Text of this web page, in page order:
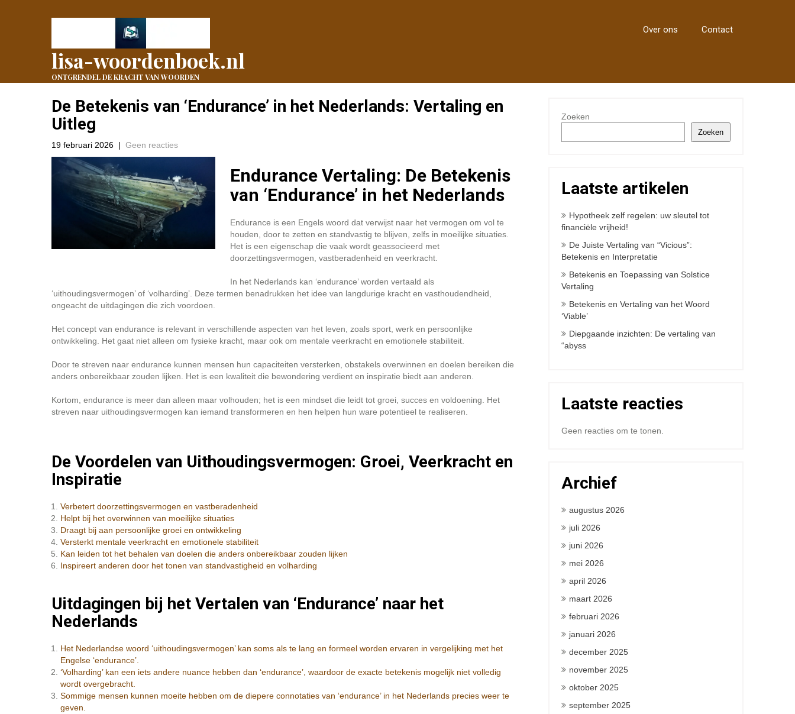
lisa-woordenboek.nl
ONTGRENDEL DE KRACHT VAN WOORDEN
Over ons Contact
De Betekenis van ‘Endurance’ in het Nederlands: Vertaling en
Uitleg
19 februari 2026 | Geen reacties
Endurance Vertaling: De Betekenis
van ‘Endurance’ in het Nederlands
Endurance is een Engels woord dat verwijst naar het vermogen om vol te
houden, door te zetten en standvastig te blijven, zelfs in moeilijke situaties.
Het is een eigenschap die vaak wordt geassocieerd met
doorzettingsvermogen, vastberadenheid en veerkracht.
In het Nederlands kan ‘endurance’ worden vertaald als
‘uithoudingsvermogen’ of ‘volharding’. Deze termen benadrukken het idee van langdurige kracht en vasthoudendheid,
ongeacht de uitdagingen die zich voordoen.
Het concept van endurance is relevant in verschillende aspecten van het leven, zoals sport, werk en persoonlijke
ontwikkeling. Het gaat niet alleen om fysieke kracht, maar ook om mentale veerkracht en emotionele stabiliteit.
Door te streven naar endurance kunnen mensen hun capaciteiten versterken, obstakels overwinnen en doelen bereiken die
anders onbereikbaar zouden lijken. Het is een kwaliteit die bewondering verdient en inspiratie biedt aan anderen.
Kortom, endurance is meer dan alleen maar volhouden; het is een mindset die leidt tot groei, succes en voldoening. Het
streven naar uithoudingsvermogen kan iemand transformeren en hen helpen hun ware potentieel te realiseren.
De Voordelen van Uithoudingsvermogen: Groei, Veerkracht en
Inspiratie
Verbetert doorzettingsvermogen en vastberadenheid
Helpt bij het overwinnen van moeilijke situaties
Draagt bij aan persoonlijke groei en ontwikkeling
Versterkt mentale veerkracht en emotionele stabiliteit
Kan leiden tot het behalen van doelen die anders onbereikbaar zouden lijken
Inspireert anderen door het tonen van standvastigheid en volharding
Uitdagingen bij het Vertalen van ‘Endurance’ naar het
Nederlands
Het Nederlandse woord ‘uithoudingsvermogen’ kan soms als te lang en formeel worden ervaren in vergelijking met het
Engelse ‘endurance’.
‘Volharding’ kan een iets andere nuance hebben dan ‘endurance’, waardoor de exacte betekenis mogelijk niet volledig
wordt overgebracht.
Sommige mensen kunnen moeite hebben om de diepere connotaties van ‘endurance’ in het Nederlands precies weer te
geven.
Zoeken
Zoeken
Laatste artikelen
Hypotheek zelf regelen: uw sleutel tot
financiële vrijheid!
De Juiste Vertaling van “Vicious”:
Betekenis en Interpretatie
Betekenis en Toepassing van Solstice
Vertaling
Betekenis en Vertaling van het Woord
‘Viable’
Diepgaande inzichten: De vertaling van
“abyss
Laatste reacties
Geen reacties om te tonen.
Archief
augustus 2026
juli 2026
juni 2026
mei 2026
april 2026
maart 2026
februari 2026
januari 2026
december 2025
november 2025
oktober 2025
september 2025